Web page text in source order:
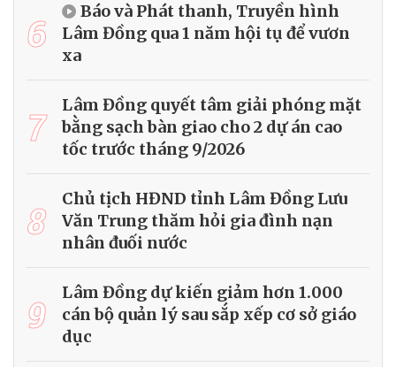
6
Báo và Phát thanh, Truyền hình
Lâm Đồng qua 1 năm hội tụ để vươn
xa
7
Lâm Đồng quyết tâm giải phóng mặt
bằng sạch bàn giao cho 2 dự án cao
tốc trước tháng 9/2026
8
Chủ tịch HĐND tỉnh Lâm Đồng Lưu
Văn Trung thăm hỏi gia đình nạn
nhân đuối nước
9
Lâm Đồng dự kiến giảm hơn 1.000
cán bộ quản lý sau sắp xếp cơ sở giáo
dục